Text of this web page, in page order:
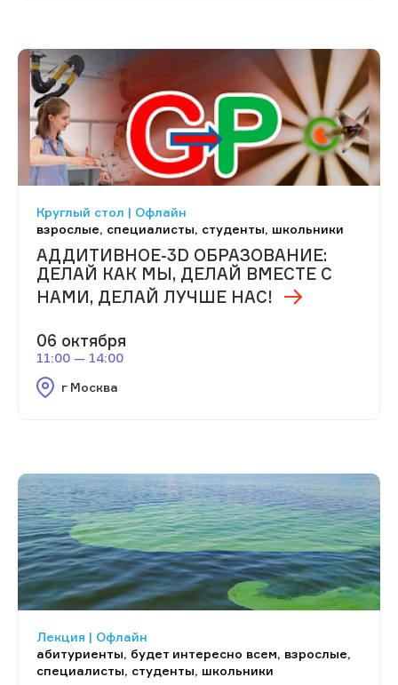
Круглый стол | Офлайн
взрослые, специалисты, студенты, школьники
АДДИТИВНОЕ-3D ОБРАЗОВАНИЕ:
ДЕЛАЙ КАК МЫ, ДЕЛАЙ ВМЕСТЕ С
НАМИ, ДЕЛАЙ ЛУЧШЕ НАС!
06 октября
11:00 — 14:00
г Москва
Лекция | Офлайн
абитуриенты, будет интересно всем, взрослые,
специалисты, студенты, школьники